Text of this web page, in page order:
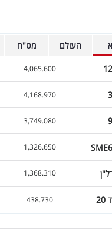
העולם מט"ח
4,065.600
4,168.970
3,749.080
1,326.650
1,368.310
438.730